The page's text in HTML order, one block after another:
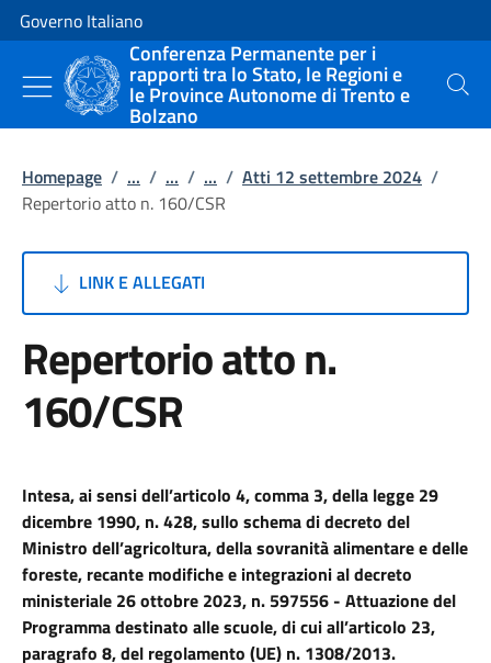
Vai al contenuto
Vai alla navigazione del sito
Governo Italiano
Conferenza Permanente per i
rapporti tra lo Stato, le Regioni e
le Province Autonome di Trento e
Bolzano
Cerca
Homepage / ... / ... / ... / Atti 12 settembre 2024 /
Repertorio atto n. 160/CSR
LINK E ALLEGATI
Repertorio atto n.
160/CSR
Intesa, ai sensi dell’articolo 4, comma 3, della legge 29
dicembre 1990, n. 428, sullo schema di decreto del
Ministro dell’agricoltura, della sovranità alimentare e delle
foreste, recante modifiche e integrazioni al decreto
ministeriale 26 ottobre 2023, n. 597556 - Attuazione del
Programma destinato alle scuole, di cui all’articolo 23,
paragrafo 8, del regolamento (UE) n. 1308/2013.